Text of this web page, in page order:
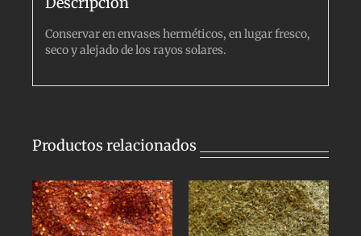
Conservar en envases herméticos, en lugar fresco,
seco y alejado de los rayos solares.
Productos relacionados
SELECCIONAR
OPCIONES
/